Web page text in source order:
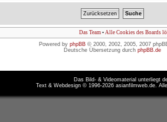
Das Team • Alle Cookies des Boards
Powered by phpBB © 2000, 2002, 2005, 2007
Deutsche Übersetzung durch phpBB.de
Das Bild- & Videomaterial unterliegt
Text & Webdesign © 1996-2026 asianfilmweb.de.